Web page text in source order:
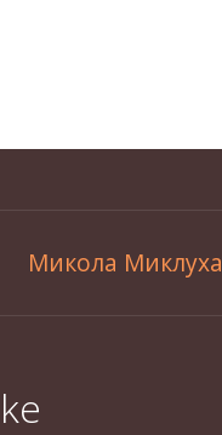
Микола Миклуха